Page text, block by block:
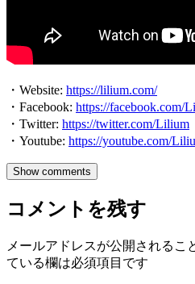
・Website: https://lilium.com/
・Facebook: https://facebook.com/
・Twitter: https://twitter.com/Lilium
・Youtube: https://youtube.com/
Show comments
コメントを残す
メールアドレスが公開されるこ
ている欄は必須項目です